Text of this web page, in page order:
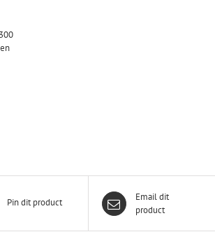
Pin dit product
Email dit
product